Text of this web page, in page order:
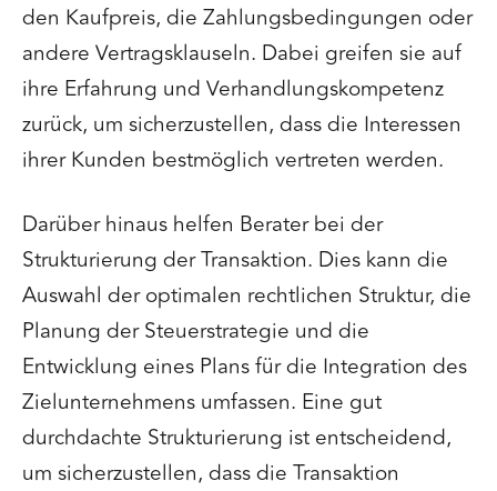
den Kaufpreis, die Zahlungsbedingungen oder
andere Vertragsklauseln. Dabei greifen sie auf
ihre Erfahrung und Verhandlungskompetenz
zurück, um sicherzustellen, dass die Interessen
ihrer Kunden bestmöglich vertreten werden.
Darüber hinaus helfen Berater bei der
Strukturierung der Transaktion. Dies kann die
Auswahl der optimalen rechtlichen Struktur, die
Planung der Steuerstrategie und die
Entwicklung eines Plans für die Integration des
Zielunternehmens umfassen. Eine gut
durchdachte Strukturierung ist entscheidend,
um sicherzustellen, dass die Transaktion